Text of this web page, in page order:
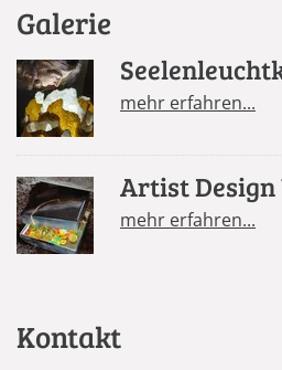
Galerie
mehr erfahren...
Artist
mehr erfahren...
Kontakt